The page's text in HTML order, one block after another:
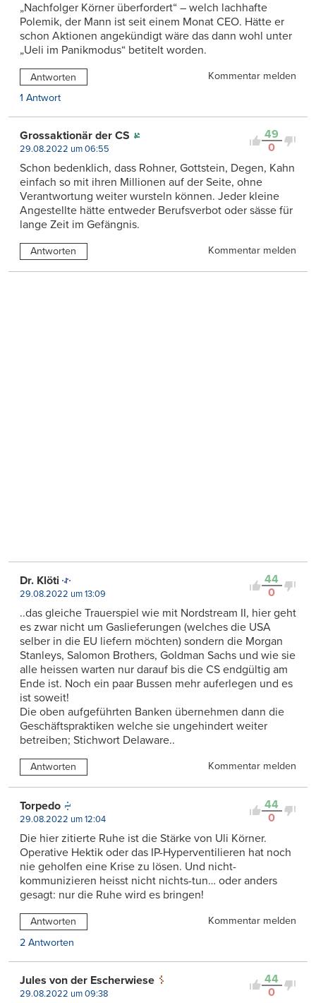
„Nachfolger Körner überfordert“ – welch lachhafte
Polemik, der Mann ist seit einem Monat CEO. Hätte er
schon Aktionen angekündigt wäre das dann wohl unter
„Ueli im Panikmodus“ betitelt worden.
Antworten
Kommentar melden
1 Antwort
49
0
Grossaktionär der CS
29.08.2022 um 06:55
Schon bedenklich, dass Rohner, Gottstein, Degen, Kahn
einfach so mit ihren Millionen auf der Seite, ohne
Verantwortung weiter wursteln können. Jeder kleine
Angestellte hätte entweder Berufsverbot oder sässe für
lange Zeit im Gefängnis.
Antworten Kommentar melden
44
0
Dr. Klöti
29.08.2022 um 13:09
..das gleiche Trauerspiel wie mit Nordstream II, hier geht
es zwar nicht um Gaslieferungen (welches die USA
selber in die EU liefern möchten) sondern die Morgan
Stanleys, Salomon Brothers, Goldman Sachs und wie sie
alle heissen warten nur darauf bis die CS endgültig am
Ende ist. Noch ein paar Bussen mehr auferlegen und es
ist soweit!
Die oben aufgeführten Banken übernehmen dann die
Geschäftspraktiken welche sie ungehindert weiter
betreiben; Stichwort Delaware..
Antworten Kommentar melden
44
0
Torpedo
29.08.2022 um 12:04
Die hier zitierte Ruhe ist die Stärke von Uli Körner.
Operative Hektik oder das IP-Hyperventilieren hat noch
nie geholfen eine Krise zu lösen. Und nicht-
kommunizieren heisst nicht nichts-tun… oder anders
gesagt: nur die Ruhe wird es bringen!
Antworten
Kommentar melden
2 Antworten
44
0
Jules von der Escherwiese
29.08.2022 um 09:38